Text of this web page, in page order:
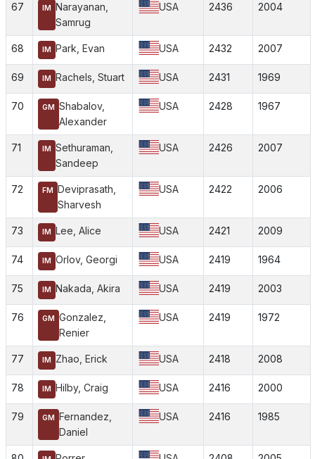
67 IM Narayanan,
Samrug
USA 2436 2004
68 IM Park, Evan USA 2432 2007
69 IM Rachels, Stuart USA 2431 1969
70 GM Shabalov,
Alexander
USA 2428 1967
71 IM Sethuraman,
Sandeep
USA 2426 2007
72 FM Deviprasath,
Sharvesh
USA 2422 2006
73 IM Lee, Alice USA 2421 2009
74 IM Orlov, Georgi USA 2419 1964
75 IM Nakada, Akira USA 2419 2003
76 GM Gonzalez,
Renier
USA 2419 1972
77 IM Zhao, Erick USA 2418 2008
78 IM Hilby, Craig USA 2416 2000
79 GM Fernandez,
Daniel
USA 2416 1985